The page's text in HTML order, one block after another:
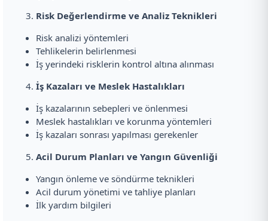
Risk Değerlendirme ve Analiz Teknikleri
Risk analizi yöntemleri
Tehlikelerin belirlenmesi
İş yerindeki risklerin kontrol altına alınması
İş Kazaları ve Meslek Hastalıkları
İş kazalarının sebepleri ve önlenmesi
Meslek hastalıkları ve korunma yöntemleri
İş kazaları sonrası yapılması gerekenler
Acil Durum Planları ve Yangın Güvenliği
Yangın önleme ve söndürme teknikleri
Acil durum yönetimi ve tahliye planları
İlk yardım bilgileri